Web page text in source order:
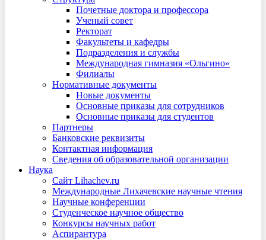
Почетные доктора и профессора
Ученый совет
Ректорат
Факультеты и кафедры
Подразделения и службы
Международная гимназия «Ольгино»
Филиалы
Нормативные документы
Новые документы
Основные приказы для сотрудников
Основные приказы для студентов
Партнеры
Банковские реквизиты
Контактная информация
Сведения об образовательной организации
Наука
Сайт Lihachev.ru
Международные Лихачевские научные чтения
Научные конференции
Студенческое научное общество
Конкурсы научных работ
Аспирантура